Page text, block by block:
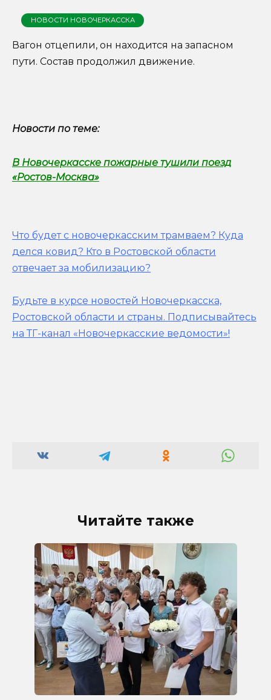
НОВОСТИ НОВОЧЕРКАССКА
Вагон отцепили, он находится на запасном
пути. Состав продолжил движение.
Новости по теме:
В Новочеркасске пожарные тушили поезд
«Ростов-Москва»
Что будет с новочеркасским трамваем? Куда
делся ковид? Кто в Ростовской области
отвечает за мобилизацию?
Будьте в курсе новостей Новочеркасска,
Ростовской области и страны. Подписывайтесь
на ТГ-канал «Новочеркасские ведомости»!
Читайте также